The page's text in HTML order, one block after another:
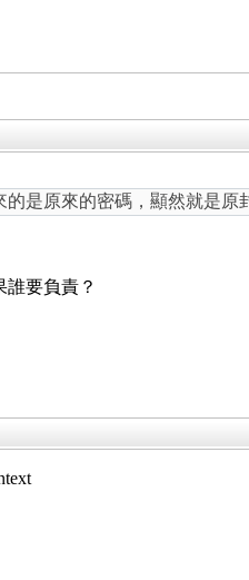
是原來的密碼，顯然就是原
要負責？